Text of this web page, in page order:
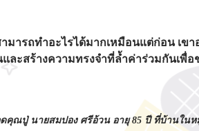
ารถทำอะไรได้มากเหมือนแต่ก่อน เ
สร้างความทรงจำที่ล้ำค่าร่วมกันเพื่อช
คุณปู่ นายสมปอง ศรีอ้วน อายุ 85 ปี ที่บ้านในห